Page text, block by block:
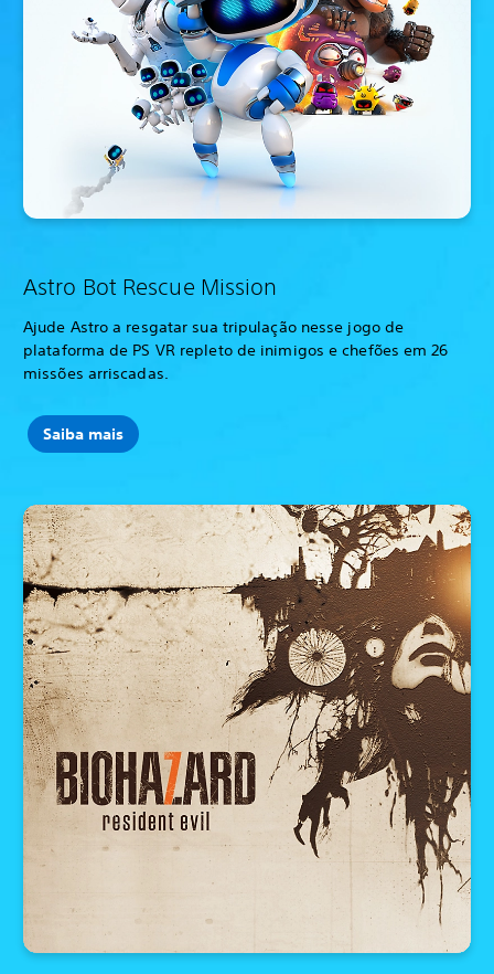
Astro Bot Rescue Mission
Ajude Astro a resgatar sua tripulação nesse jogo de
plataforma de PS VR repleto de inimigos e chefões em 26
missões arriscadas.
Saiba mais